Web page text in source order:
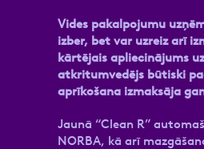
Vides pakalpojumu
izber, bet var uzreiz arī
kārtējais apliecinājums
atkritumvedējs būtiski
aprīkošana izmaksāja
Jaunā “Clean R”
NORBA, kā arī